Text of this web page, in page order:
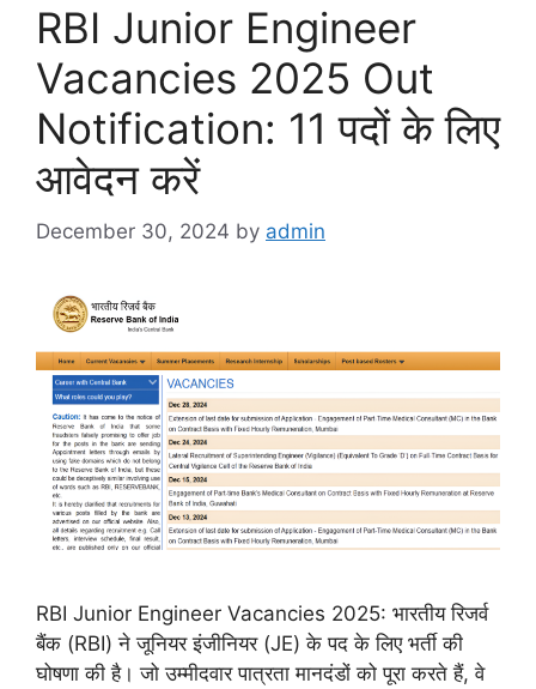
RBI Junior Engineer
Vacancies 2025 Out
Notification: 11 पदों के लिए
आवेदन करें
December 30, 2024 by admin
RBI Junior Engineer Vacancies 2025: भारतीय रिजर्व
बैंक (RBI) ने जूनियर इंजीनियर (JE) के पद के लिए भर्ती की
घोषणा की है। जो उम्मीदवार पात्रता मानदंडों को पूरा करते हैं, वे